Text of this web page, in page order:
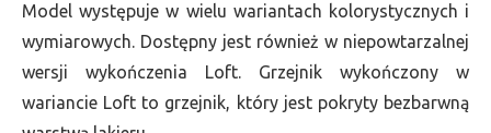
Model występuje w wielu wariantach kolorystycznych i
wymiarowych. Dostępny jest również w niepowtarzalnej
wersji wykończenia Loft. Grzejnik wykończony w
wariancie Loft to grzejnik, który jest pokryty bezbarwną